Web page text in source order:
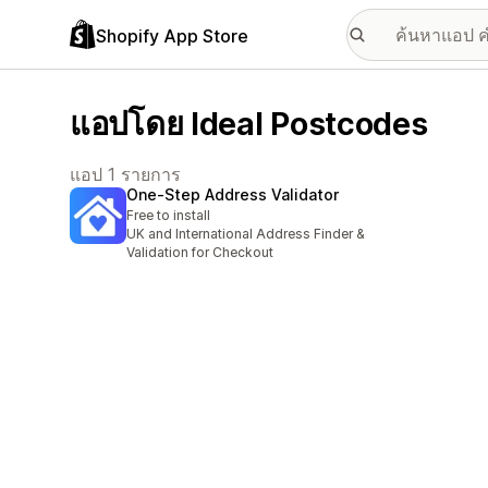
Shopify App Store
แอปโดย Ideal Postcodes
แอป 1 รายการ
One‑Step Address Validator
Free to install
UK and International Address Finder &
Validation for Checkout